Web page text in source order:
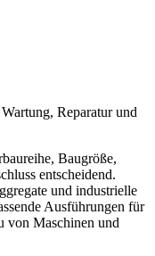
Reparatur und
Baugröße,
entscheidend.
und industrielle
Ausführungen für
von Maschinen und